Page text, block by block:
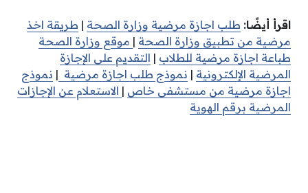
اقرأ أيضًا: طلب اجازة مرضية وزارة الصحة | طريقة اخذ
مرضية من تطبيق وزارة الصحة | موقع وزارة الصحة
طباعة اجازة مرضية للطلاب | التقديم على الإجازة
المرضية الإلكترونية | نموذج طلب اجازة مرضية | نموذج
اجازة مرضية من مستشفى خاص | الاستعلام عن الإجازات
المرضية برقم الهوية